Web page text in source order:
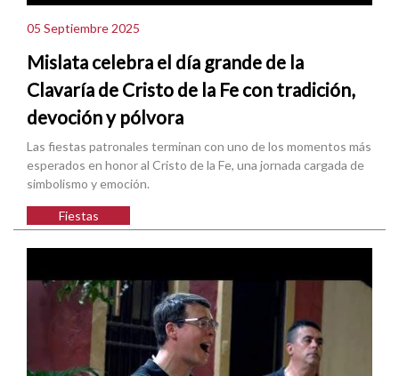
05 Septiembre 2025
Mislata celebra el día grande de la
Clavaría de Cristo de la Fe con tradición,
devoción y pólvora
Las fiestas patronales terminan con uno de los momentos más
esperados en honor al Cristo de la Fe, una jornada cargada de
simbolismo y emoción.
Fiestas